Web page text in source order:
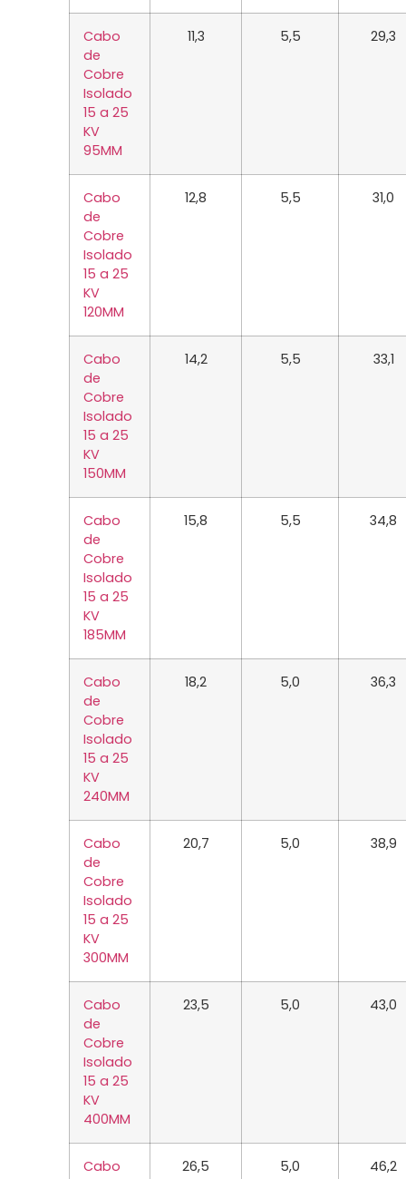
Cabo
de
Cobre
Isolado
15 a 25
KV
95MM
11,3 5,5 29,3
Cabo
de
Cobre
Isolado
15 a 25
KV
120MM
12,8 5,5 31,0
Cabo
de
Cobre
Isolado
15 a 25
KV
150MM
14,2 5,5 33,1
Cabo
de
Cobre
Isolado
15 a 25
KV
185MM
15,8 5,5 34,8
Cabo
de
Cobre
Isolado
15 a 25
KV
240MM
18,2 5,0 36,3
Cabo
de
Cobre
Isolado
15 a 25
KV
300MM
20,7 5,0 38,9
Cabo
de
Cobre
Isolado
15 a 25
KV
400MM
23,5 5,0 43,0
Cabo
26,5 5,0 46,2